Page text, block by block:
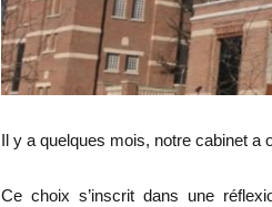
Il y a quelques mois, notre cabinet
Ce choix s’inscrit dans une